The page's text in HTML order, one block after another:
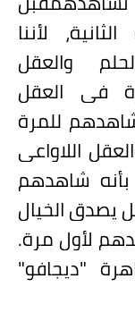
لأننا
والعقل
في العقل
للمرة
اللاواعي
شاهدهم
يصدق الخيال
لأول مرة.
"ديجافو"